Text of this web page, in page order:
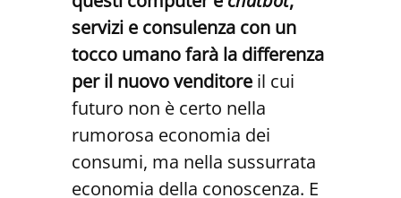
servizi e consulenza con un
tocco umano farà la differenza
per il nuovo venditore il cui
futuro non è certo nella
rumorosa economia dei
consumi, ma nella sussurrata
economia della conoscenza. E